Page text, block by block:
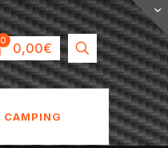
0 0,00€
CAMPING